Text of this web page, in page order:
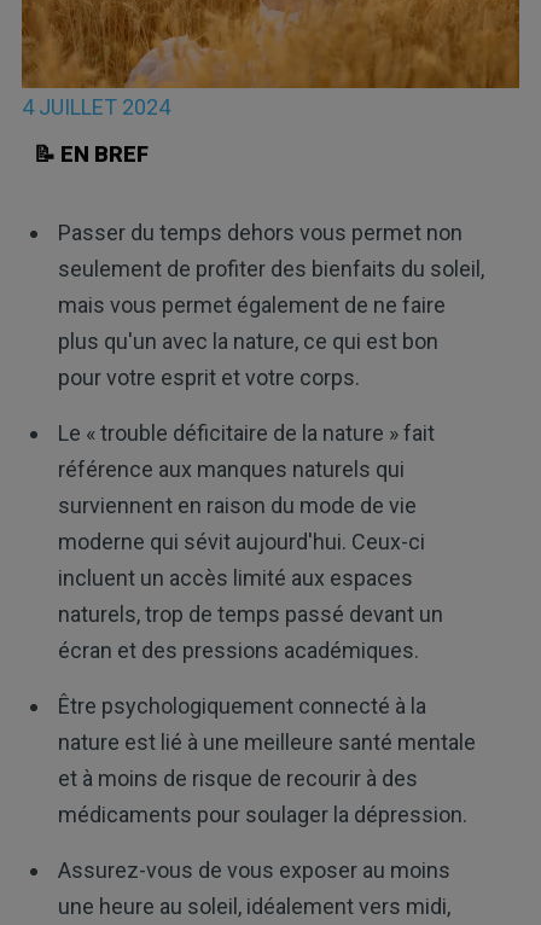
4 JUILLET 2024
📝 EN BREF
Passer du temps dehors vous permet non
seulement de profiter des bienfaits du soleil,
mais vous permet également de ne faire
plus qu'un avec la nature, ce qui est bon
pour votre esprit et votre corps.
Le « trouble déficitaire de la nature » fait
référence aux manques naturels qui
surviennent en raison du mode de vie
moderne qui sévit aujourd'hui. Ceux-ci
incluent un accès limité aux espaces
naturels, trop de temps passé devant un
écran et des pressions académiques.
Être psychologiquement connecté à la
nature est lié à une meilleure santé mentale
et à moins de risque de recourir à des
médicaments pour soulager la dépression.
Assurez-vous de vous exposer au moins
une heure au soleil, idéalement vers midi,